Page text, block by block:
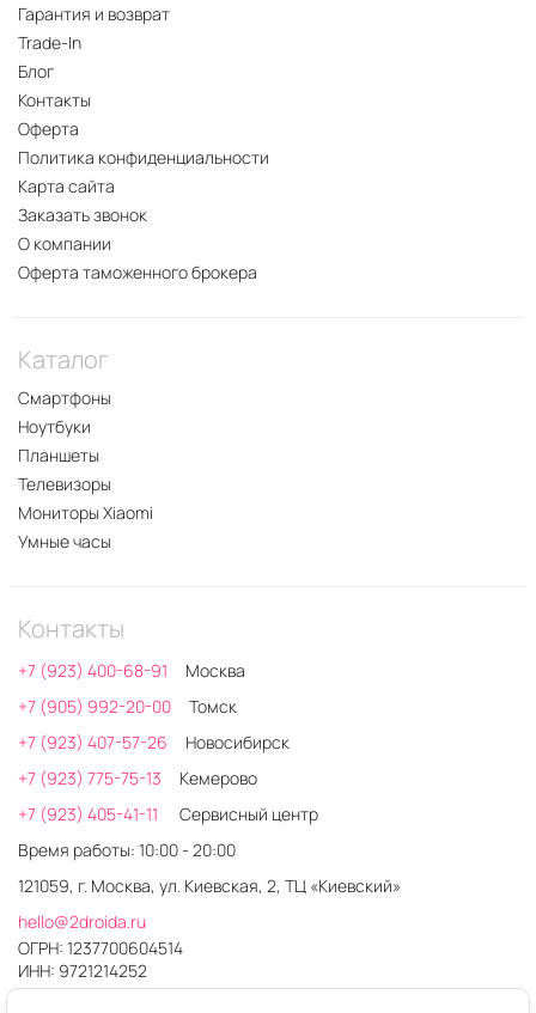
Гарантия и возврат
Trade-In
Блог
Контакты
Оферта
Политика конфиденциальности
Карта сайта
Заказать звонок
О компании
Оферта таможенного брокера
Каталог
Смартфоны
Ноутбуки
Планшеты
Телевизоры
Мониторы Xiaomi
Умные часы
Контакты
+7 (923) 400-68-91
Москва
+7 (905) 992-20-00
Томск
+7 (923) 407-57-26
Новосибирск
+7 (923) 775-75-13
Кемерово
+7 (923) 405-41-11
Сервисный центр
Время работы: 10:00 - 20:00
121059, г. Москва, ул. Киевская, 2, ТЦ «Киевский»
hello@2droida.ru
ОГРН: 1237700604514
ИНН: 9721214252